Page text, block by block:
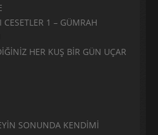
1 – GÜMRAH
HER KUŞ BİR GÜN UÇAR
SONUNDA KENDİMİ